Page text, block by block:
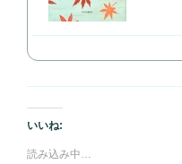
いいね:
読み込み中…